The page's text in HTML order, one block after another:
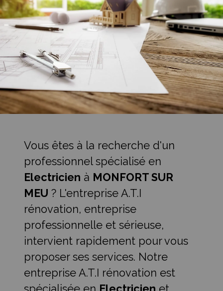
Vous êtes à la recherche d'un
professionnel spécialisé en
Electricien à MONFORT SUR
MEU ? L'entreprise A.T.I
rénovation, entreprise
professionnelle et sérieuse,
intervient rapidement pour vous
proposer ses services. Notre
entreprise A.T.I rénovation est